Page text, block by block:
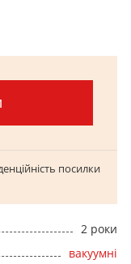
посилки
2 роки
вакуумні